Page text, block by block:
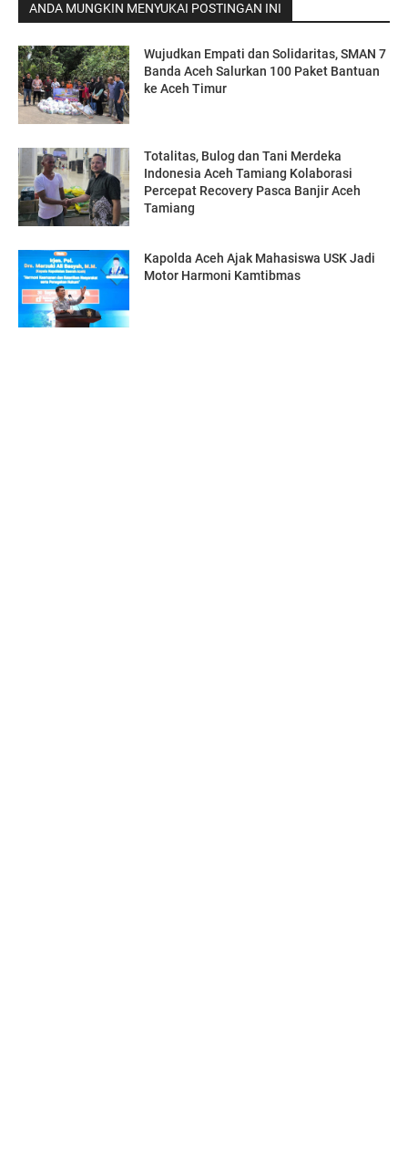
ANDA MUNGKIN MENYUKAI POSTINGAN INI
Wujudkan Empati dan Solidaritas, SMAN 7
Banda Aceh Salurkan 100 Paket Bantuan
ke Aceh Timur
Totalitas, Bulog dan Tani Merdeka
Indonesia Aceh Tamiang Kolaborasi
Percepat Recovery Pasca Banjir Aceh
Tamiang
Kapolda Aceh Ajak Mahasiswa USK Jadi
Motor Harmoni Kamtibmas